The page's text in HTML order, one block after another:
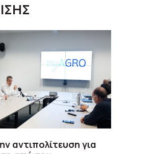
αντιπολίτευση για